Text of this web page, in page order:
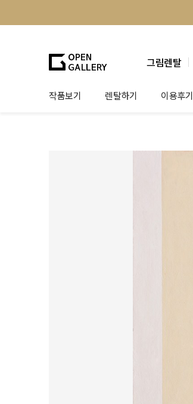
그림렌탈
작품보기 렌탈하기
법인상담
이용후기
법인 고객